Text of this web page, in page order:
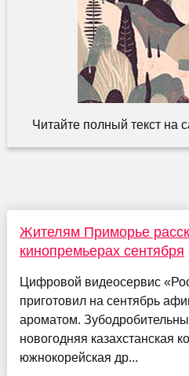
Читайте полный текст на
Жителям Приморье
кинопремьерах сентября
Цифровой видеосервис
приготовил на сентябрь
ароматом.
новогодняя казахстанская
южнокорейская др...